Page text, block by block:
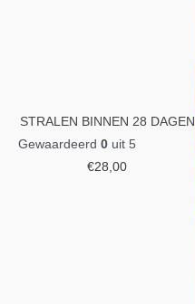
STRALEN BINNEN 28 DAGEN
Gewaardeerd 0 uit 5
€28,00